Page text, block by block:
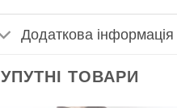
Додаткова інформація
ТОВАРИ